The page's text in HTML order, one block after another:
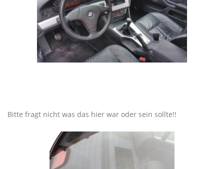
Bitte fragt nicht was das hier war oder sein sollte!!